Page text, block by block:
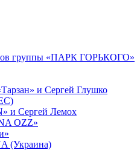
группы «ПАРК ГОРЬКОГО»
и Сергей Глушко
и Сергей Лемох
OZZ»
(Украина)